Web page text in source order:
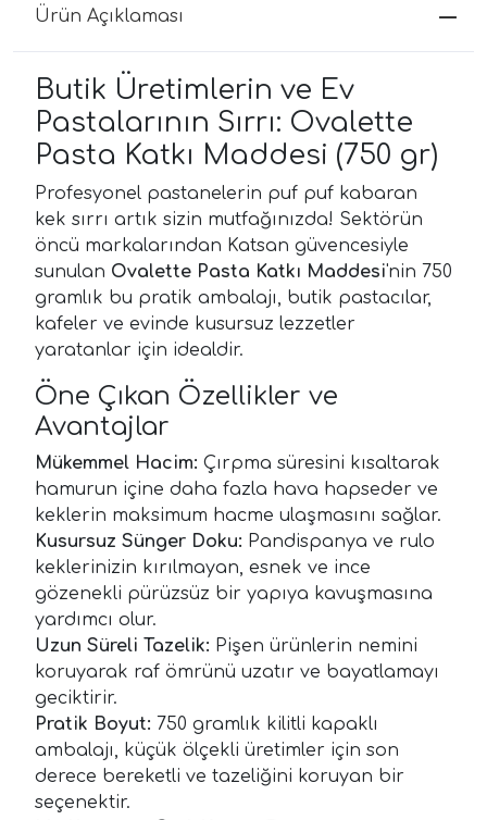
Ürün Açıklaması
Butik Üretimlerin ve Ev
Pastalarının Sırrı: Ovalette
Pasta Katkı Maddesi (750 gr)
Profesyonel pastanelerin puf puf kabaran
kek sırrı artık sizin mutfağınızda! Sektörün
öncü markalarından Katsan güvencesiyle
sunulan Ovalette Pasta Katkı Maddesi'nin 750
gramlık bu pratik ambalajı, butik pastacılar,
kafeler ve evinde kusursuz lezzetler
yaratanlar için idealdir.
Öne Çıkan Özellikler ve
Avantajlar
Mükemmel Hacim: Çırpma süresini kısaltarak
hamurun içine daha fazla hava hapseder ve
keklerin maksimum hacme ulaşmasını sağlar.
Kusursuz Sünger Doku: Pandispanya ve rulo
keklerinizin kırılmayan, esnek ve ince
gözenekli pürüzsüz bir yapıya kavuşmasına
yardımcı olur.
Uzun Süreli Tazelik: Pişen ürünlerin nemini
koruyarak raf ömrünü uzatır ve bayatlamayı
geciktirir.
Pratik Boyut: 750 gramlık kilitli kapaklı
ambalajı, küçük ölçekli üretimler için son
derece bereketli ve tazeliğini koruyan bir
seçenektir.